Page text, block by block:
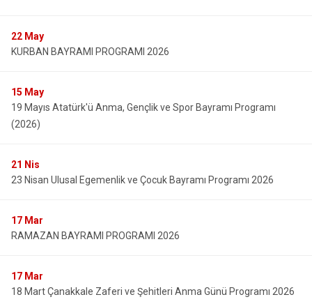
22 May
KURBAN BAYRAMI PROGRAMI 2026
15 May
19 Mayıs Atatürk'ü Anma, Gençlik ve Spor Bayramı Programı
(2026)
21 Nis
23 Nisan Ulusal Egemenlik ve Çocuk Bayramı Programı 2026
17 Mar
RAMAZAN BAYRAMI PROGRAMI 2026
17 Mar
18 Mart Çanakkale Zaferi ve Şehitleri Anma Günü Programı 2026